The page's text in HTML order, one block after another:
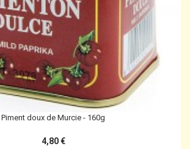
Piment doux de Murcie - 160g
4,80 €